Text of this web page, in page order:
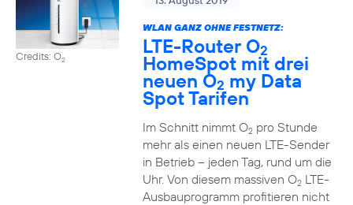
Credits: O2
WLAN GANZ OHNE FESTNETZ:
LTE-Router O2
HomeSpot mit drei
neuen O2 my Data
Spot Tarifen
Im Schnitt nimmt O2pro Stunde
mehr als einen neuen LTE-Sender
in Betrieb – jeden Tag, rund um die
Uhr. Von diesem massiven O2LTE-
Ausbauprogramm profitieren nicht